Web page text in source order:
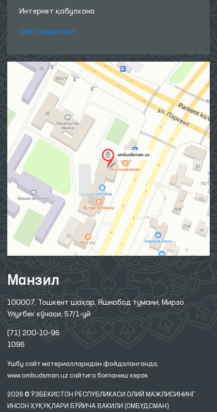
Интернет қабулхона
Сайт харитаси
Манзил
100007, Тошкент шаҳар, Яшнобод тумани, Мирзо
Улуғбек кўчаси, 57/1-уй
(71) 200-10-96
1096
Ушбу сайт материалларидан фойдаланганда,
www.ombudsman.uz сайтига боғланиш керак
2026 © ЎЗБЕКИСТОН РЕСПУБЛИКАСИ ОЛИЙ МАЖЛИСИНИНГ
ИНСОН ҲУҚУҚЛАРИ БЎЙИЧА ВАКИЛИ (ОМБУДСМАН)